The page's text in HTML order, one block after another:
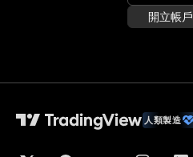
開立帳戶
人類製造